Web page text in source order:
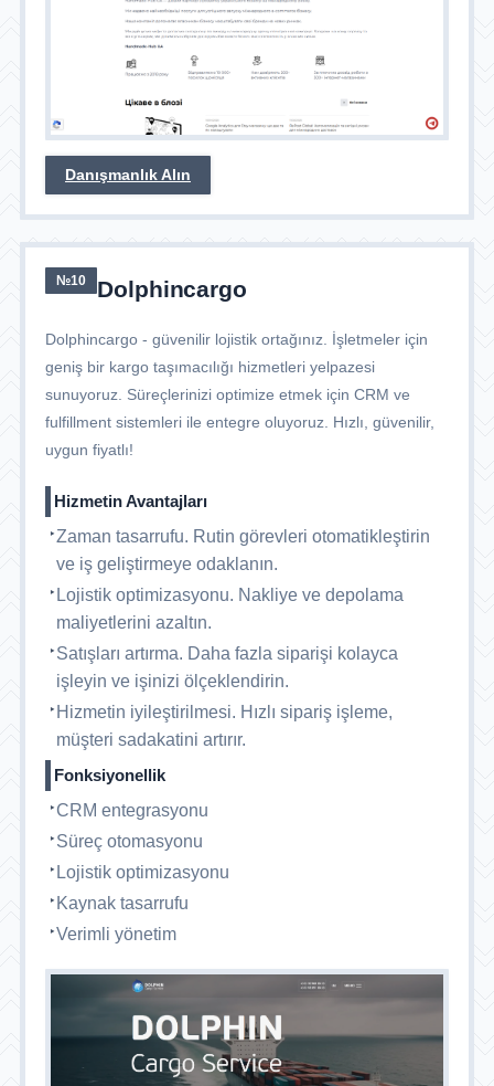
Danışmanlık Alın
№10 Dolphincargo
Dolphincargo - güvenilir lojistik ortağınız. İşletmeler için
geniş bir kargo taşımacılığı hizmetleri yelpazesi
sunuyoruz. Süreçlerinizi optimize etmek için CRM ve
fulfillment sistemleri ile entegre oluyoruz. Hızlı, güvenilir,
uygun fiyatlı!
Hizmetin Avantajları
Zaman tasarrufu. Rutin görevleri otomatikleştirin
ve iş geliştirmeye odaklanın.
Lojistik optimizasyonu. Nakliye ve depolama
maliyetlerini azaltın.
Satışları artırma. Daha fazla siparişi kolayca
işleyin ve işinizi ölçeklendirin.
Hizmetin iyileştirilmesi. Hızlı sipariş işleme,
müşteri sadakatini artırır.
Fonksiyonellik
CRM entegrasyonu
Süreç otomasyonu
Lojistik optimizasyonu
Kaynak tasarrufu
Verimli yönetim